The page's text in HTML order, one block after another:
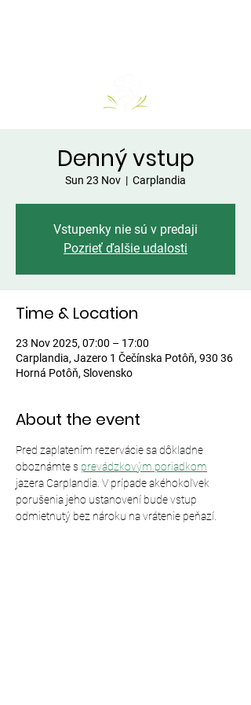
Denný vstup
Sun 23 Nov
  |
Carplandia
Vstupenky nie sú v predaji
Pozrieť ďalšie udalosti
Time & Location
23 Nov 2025, 07:00 – 17:00
Carplandia, Jazero 1 Čečínska Potôň, 930 36
Horná Potôň, Slovensko
About the event
Pred zaplatením rezervácie sa dôkladne
oboznámte s prevádzkovým poriadkom
jazera Carplandia. V prípade akéhokoľvek
porušenia jeho ustanovení bude vstup
odmietnutý bez nároku na vrátenie peňazí.